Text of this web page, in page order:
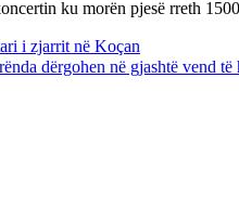
ku morën pjesë rreth
i zjarrit në Koçan
dërgohen në gjashtë vend të